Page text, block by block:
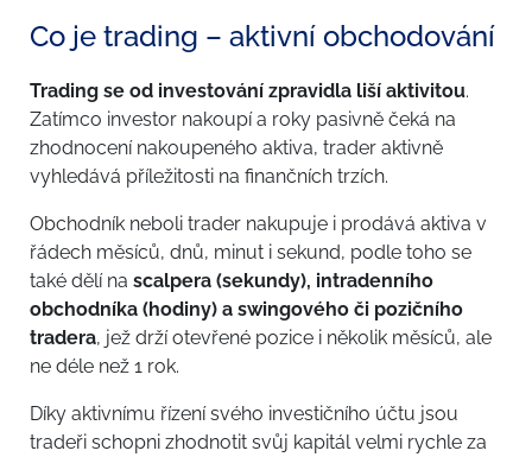
Co je trading – aktivní obchodování
Trading se od investování zpravidla liší aktivitou.
Zatímco investor nakoupí a roky pasivně čeká na
zhodnocení nakoupeného aktiva, trader aktivně
vyhledává příležitosti na finančních trzích.
Obchodník neboli trader nakupuje i prodává aktiva v
řádech měsíců, dnů, minut i sekund, podle toho se
také dělí na scalpera (sekundy), intradenního
obchodníka (hodiny) a swingového či pozičního
tradera, jež drží otevřené pozice i několik měsíců, ale
ne déle než 1 rok.
Díky aktivnímu řízení svého investičního účtu jsou
tradeři schopni zhodnotit svůj kapitál velmi rychle za